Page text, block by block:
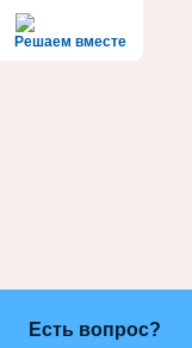
Решаем вместе
Есть вопрос?